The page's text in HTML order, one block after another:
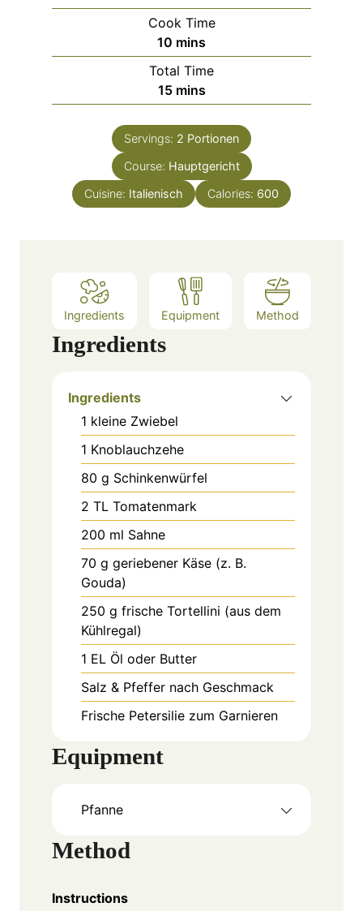
i
n
u
t
e
s
Cook Time
10 m
i
n
u
e
s
mins
Total Time
15m
i
n
u
t
e
s
mins
Servings: 2 Portionen
Course: Hauptgericht
Cuisine: Italienisch Calories: 600
Ingredients Equipment Method
Ingredients
Ingredients
1 kleine Zwiebel
1 Knoblauchzehe
80 g Schinkenwürfel
2 TL Tomatenmark
200 ml Sahne
70 g geriebener Käse (z. B.
Gouda)
250 g frische Tortellini (aus dem
Kühlregal)
1 EL Öl oder Butter
Salz & Pfeffer nach Geschmack
Frische Petersilie zum Garnieren
Equipment
Pfanne
Method
Instructions